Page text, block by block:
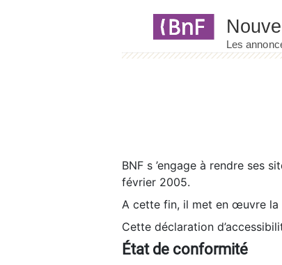
BNF s ’engage à rendre ses
février 2005.
A cette fin, il met en œuvre la
Cette déclaration
État de conformité